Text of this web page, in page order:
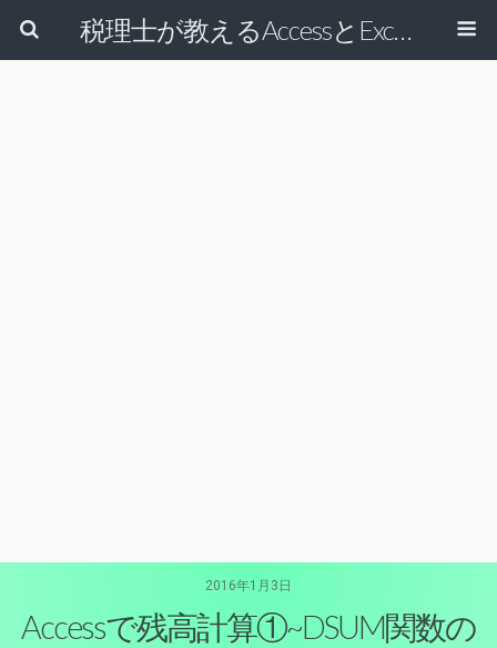
税理士が教えるAccessとExcelで経理の仕事を効率的にする方法
2016年1月3日
Accessで残高計算①~DSUM関数の